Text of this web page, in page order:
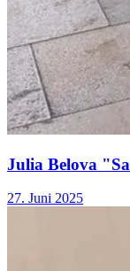
Julia Belova
27. Juni 2025